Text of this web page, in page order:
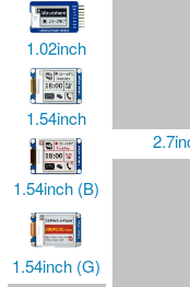
1.02inch
1.54inch
1.54inch (B)
1.54inch (G)